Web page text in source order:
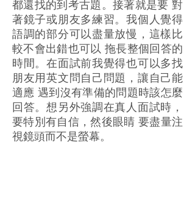
都還找的到考古題。接著就是要 對
著鏡子或朋友多練習。我個人覺得
語調的部分可以盡量放慢，這樣比
較不會出錯也可以 拖長整個回答的
時間。在面試前我覺得也可以多找
朋友用英文問自己問題，讓自己能
適應 遇到沒有準備的問題時該怎麼
回答。想另外強調在真人面試時，
要特別有自信，然後眼睛 要盡量注
視鏡頭而不是螢幕。